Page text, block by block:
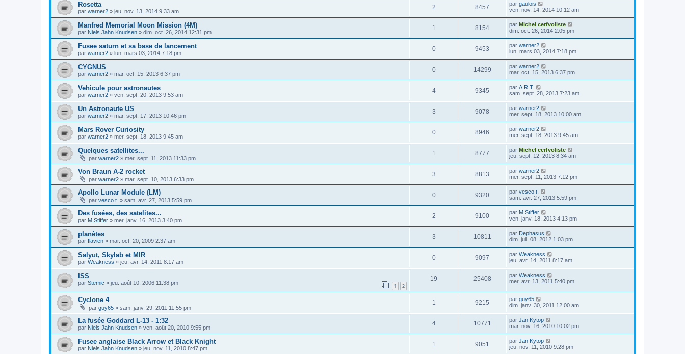
Rosetta
par warner2 » jeu. nov. 13, 2014 9:33 am
2 8457 par gaulois
ven. nov. 14, 2014 10:12 am
Manfred Memorial Moon Mission (4M)
par Niels Jahn Knudsen » dim. oct. 26, 2014 12:31 pm
1 8154 par Michel cerfvoliste
dim. oct. 26, 2014 2:05 pm
Fusee saturn et sa base de lancement
par warner2 » lun. mars 03, 2014 7:18 pm
0 9453 par warner2
lun. mars 03, 2014 7:18 pm
CYGNUS
par warner2 » mar. oct. 15, 2013 6:37 pm
0 14299 par warner2
mar. oct. 15, 2013 6:37 pm
Vehicule pour astronautes
par warner2 » ven. sept. 20, 2013 9:53 am
4 9345 par A.R.T.
sam. sept. 28, 2013 7:23 am
Un Astronaute US
par warner2 » mar. sept. 17, 2013 10:46 pm
3 9078 par warner2
mer. sept. 18, 2013 10:00 am
Mars Rover Curiosity
par warner2 » mer. sept. 18, 2013 9:45 am
0 8946 par warner2
mer. sept. 18, 2013 9:45 am
Quelques satellites...
par warner2 » mer. sept. 11, 2013 11:33 pm
1 8777 par Michel cerfvoliste
jeu. sept. 12, 2013 8:34 am
Von Braun A-2 rocket
par warner2 » mar. sept. 10, 2013 6:33 pm
3 8813 par warner2
mer. sept. 11, 2013 7:12 pm
Apollo Lunar Module (LM)
par vesco t. » sam. avr. 27, 2013 5:59 pm
0 9320 par vesco t.
sam. avr. 27, 2013 5:59 pm
Des fusées, des satelites...
par M.Stiffer » mer. janv. 16, 2013 3:40 pm
2 9100 par M.Stiffer
ven. janv. 18, 2013 4:13 pm
planètes
par flavien » mar. oct. 20, 2009 2:37 am
3 10811 par Dephasus
dim. juil. 08, 2012 1:03 pm
Salyut, Skylab et MIR
par Weakness » jeu. avr. 14, 2011 8:17 am
0 9097 par Weakness
jeu. avr. 14, 2011 8:17 am
ISS
par Stemic » jeu. août 10, 2006 11:38 pm 1 2
19 25408 par Weakness
mer. avr. 13, 2011 5:40 pm
Cyclone 4
par guy65 » sam. janv. 29, 2011 11:55 pm
1 9215 par guy65
dim. janv. 30, 2011 12:00 am
La fusée Goddard L-13 - 1:32
par Niels Jahn Knudsen » ven. août 20, 2010 9:55 pm
4 10771 par Jan Kytop
mar. nov. 16, 2010 10:02 pm
Fusee anglaise Black Arrow et Black Knight
par Niels Jahn Knudsen » jeu. nov. 11, 2010 8:47 pm
1 9051 par Jan Kytop
jeu. nov. 11, 2010 9:28 pm